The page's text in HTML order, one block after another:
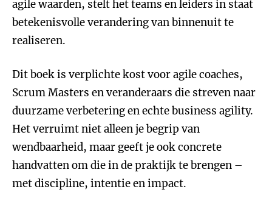
agile waarden, stelt het teams en leiders in staat
betekenisvolle verandering van binnenuit te
realiseren.
Dit boek is verplichte kost voor agile coaches,
Scrum Masters en veranderaars die streven naar
duurzame verbetering en echte business agility.
Het verruimt niet alleen je begrip van
wendbaarheid, maar geeft je ook concrete
handvatten om die in de praktijk te brengen –
met discipline, intentie en impact.